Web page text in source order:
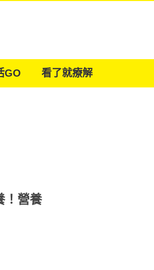
GO 看了就療解
！營養